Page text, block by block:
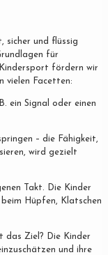
sicher und flüssig
für
fördern wir
vielen Facetten:
ein Signal oder einen
– die Fähigkeit,
wird gezielt
Takt. Die Kinder
beim Hüpfen, Klatschen
das Ziel? Die Kinder
und ihre